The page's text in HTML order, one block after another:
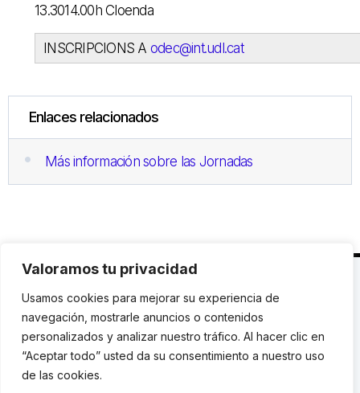
Valoramos tu privacidad
Usamos cookies para mejorar su experiencia de
navegación, mostrarle anuncios o contenidos
personalizados y analizar nuestro tráfico. Al hacer clic en
“Aceptar todo” usted da su consentimiento a nuestro uso
de las cookies.
13.3014.00h Cloenda
INSCRIPCIONS A odec@int.udl.cat
Enlaces relacionados
Más información sobre las Jornadas
C. Avinyó 44, 2n | 08002 Barcelona |T.: +34 93
119 03 72|institut@idhc.org
© Institut de Drets Humans de Catalunya.